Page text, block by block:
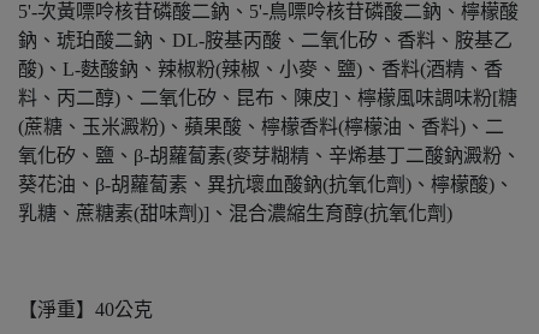
5'-次黃嘌呤核苷磷酸二鈉、5'-鳥嘌呤核苷磷酸二鈉、檸檬酸
鈉、琥珀酸二鈉、DL-胺基丙酸、二氧化矽、香料、胺基乙
酸)、L-麩酸鈉、辣椒粉(辣椒、小麥、鹽)、香料(酒精、香
料、丙二醇)、二氧化矽、昆布、陳皮]、檸檬風味調味粉[糖
(蔗糖、玉米澱粉)、蘋果酸、檸檬香料(檸檬油、香料)、二
氧化矽、鹽、β-胡蘿蔔素(麥芽糊精、辛烯基丁二酸鈉澱粉、
葵花油、β-胡蘿蔔素、異抗壞血酸鈉(抗氧化劑)、檸檬酸)、
乳糖、蔗糖素(甜味劑)]、混合濃縮生育醇(抗氧化劑)
【淨重】40公克